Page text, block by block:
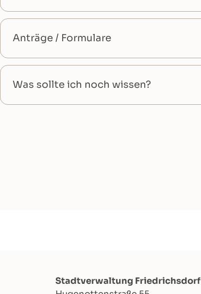
Anträge / Formulare
Was sollte ich noch wissen?
Stadtverwaltung Friedrichsdorf